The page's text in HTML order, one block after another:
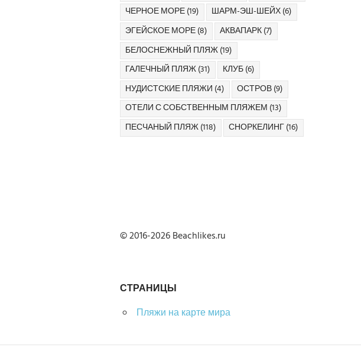
ЧЕРНОЕ МОРЕ(19) ШАРМ-ЭШ-ШЕЙХ(6)
ЭГЕЙСКОЕ МОРЕ(8) АКВАПАРК(7)
БЕЛОСНЕЖНЫЙ ПЛЯЖ(19)
ГАЛЕЧНЫЙ ПЛЯЖ(31) КЛУБ(6)
НУДИСТСКИЕ ПЛЯЖИ (4) ОСТРОВ(9)
ОТЕЛИ С СОБСТВЕННЫМ ПЛЯЖЕМ (13)
ПЕСЧАНЫЙ ПЛЯЖ(118) СНОРКЕЛИНГ(16)
© 2016-2026 Beachlikes.ru
СТРАНИЦЫ
Пляжи на карте мира